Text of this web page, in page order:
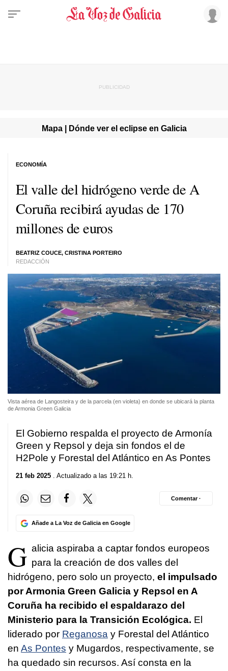
Mapa | Dónde ver el eclipse en Galicia
El valle del hidrógeno verde de A
Coruña recibirá ayudas de 170
millones de euros
BEATRIZ COUCE, CRISTINA PORTEIRO
REDACCIÓN
ECONOMÍA
Vista aérea de Langosteira y de la parcela (en violeta) en donde se ubicará la planta
de Armonia Green Galicia
El Gobierno respalda el proyecto de Armonía
Green y Repsol y deja sin fondos el de
H2Pole y Forestal del Atlántico en As Pontes
21 feb 2025 . Actualizado a las 19:21 h.
Añade a La Voz de Galicia en Google
Comentar ·
G alicia aspiraba a captar fondos europeos
para la creación de dos valles del
hidrógeno, pero solo un proyecto, el impulsado
por Armonia Green Galicia y Repsol en A
Coruña ha recibido el espaldarazo del
Ministerio para la Transición Ecológica. El
liderado por Reganosa y Forestal del Atlántico
en As Pontes y Mugardos, respectivamente, se
ha quedado sin recursos. Así consta en la